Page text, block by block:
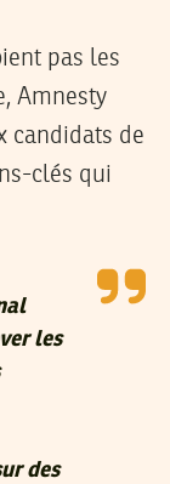
pas les
Amnesty
candidats de
clés qui
les
des